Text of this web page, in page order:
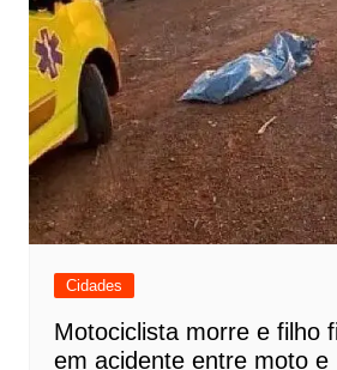
Cidades
Motociclista morre e filho
em acidente entre moto e